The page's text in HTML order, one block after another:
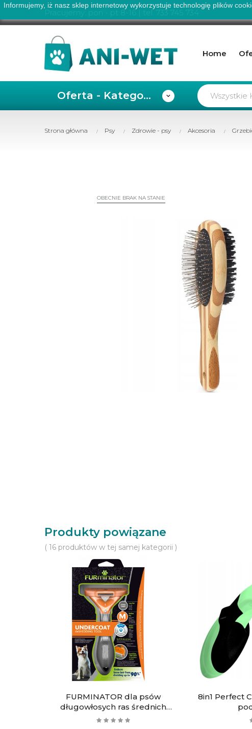
Pracujemy: pon - pt 8-16 | tel. 733 745 734
Home
Oferta - Kategorie
Strona główna Psy Zdrowie - psy Akcesoria
OBECNIE BRAK NA STANIE
Produkty powiązane
( 16 produktów w tej samej kategorii )
FURMINATOR dla psów
długowłosych ras średnich
Medium
8in1 Perfect
Informujemy, iż nasz sklep internetowy wykorzystuje technologię plików